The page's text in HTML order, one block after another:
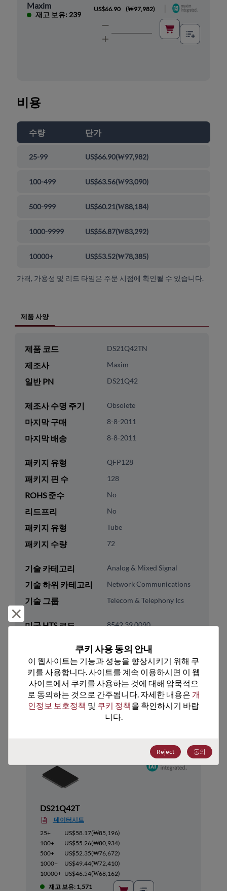
Maxim
재고 보유: 239
US$66.90 (₩97,982)
비용
수량 단가
25-99 US$66.90(₩97,982)
100-499 US$63.56(₩93,090)
500-999 US$60.21(₩88,184)
1000-9999 US$56.87(₩83,292)
10000+ US$53.52(₩78,385)
가격, 가용성 및 리드 타임은 주문 시점에 확인될 수 있습니다.
제품 사양
제품 코드 DS21Q42TN
제조사 Maxim
일반 PN DS21Q42
제조사 수명 주기 Obsolete
마지막 구매 8-8-2011
마지막 배송 8-8-2011
패키지 유형 QFP128
패키지 핀 수 128
ROHS 준수 No
리드프리 No
패키지 유형 Tube
패키지 수량 72
기술 카테고리 Analog & Mixed Signal
기술 하위 카테고리 Network Communications
기술 그룹 Telecom & Telephony Ics
미국 HTS 코드 8542.39.0090
추천 대체 제품
DS21Q42T
데이터시트
25+
US$58.17(₩85,196)
100+
US$55.26(₩80,934)
500+
US$52.35(₩76,672)
1000+
US$49.44(₩72,410)
10000+ US$46.54(₩68,162)
재고 보유: 1,571
쿠키 사용 동의 안내
이 웹사이트는 기능과 성능을 향상시키기 위해 쿠
키를 사용합니다. 사이트를 계속 이용하시면 이 웹
사이트에서 쿠키를 사용하는 것에 대해 암묵적으
로 동의하는 것으로 간주됩니다. 자세한 내용은 개
인정보 보호정책 및 쿠키 정책을 확인하시기 바랍
니다.
Reject 동의